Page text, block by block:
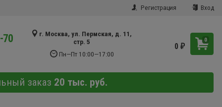
Регистрация Вход
70
г. Москва, ул. Пермская, д. 11,
стр. 5
Пн—Пт 10:00—17:00
0
0₽
заказ 20 тыс. руб.